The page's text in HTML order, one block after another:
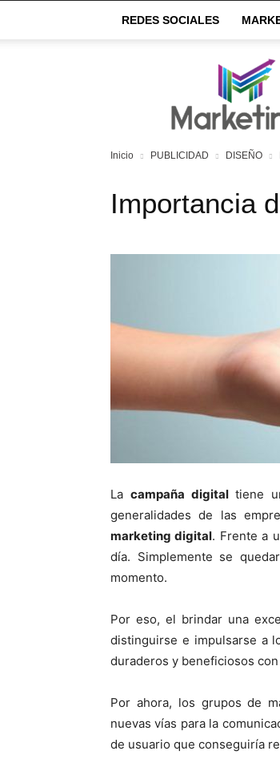
REDES SOCIALES
Inicio PUBLICIDAD DISEÑO
Importancia
La campaña digitaltiene
generalidades de las
marketing digital. Frente a
día. Simplemente se
momento.
Por eso, el brindar una
distinguirse e impulsarse a
duraderos y beneficiosos
Por ahora, los grupos de
nuevas vías para la
de usuario que conseguiría